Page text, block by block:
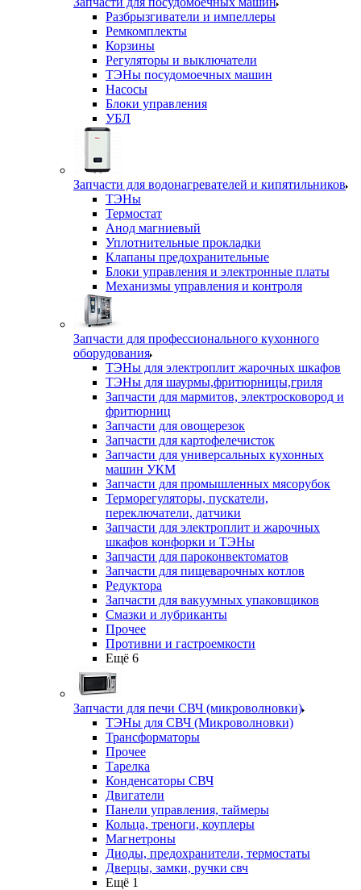
Разбрызгиватели и импеллеры
Ремкомплекты
Корзины
Регуляторы и выключатели
ТЭНы посудомоечных машин
Насосы
Блоки управления
УБЛ
Запчасти для водонагревателей и кипятильников
ТЭНы
Термостат
Анод магниевый
Уплотнительные прокладки
Клапаны предохранительные
Блоки управления и электронные платы
Механизмы управления и контроля
Запчасти для профессионального кухонного
оборудования
ТЭНы для электроплит жарочных шкафов
ТЭНы для шаурмы,фритюрницы,гриля
Запчасти для мармитов, электросковород и
фритюрниц
Запчасти для овощерезок
Запчасти для картофелечисток
Запчасти для универсальных кухонных
машин УКМ
Запчасти для промышленных мясорубок
Терморегуляторы, пускатели,
переключатели, датчики
Запчасти для электроплит и жарочных
шкафов конфорки и ТЭНы
Запчасти для пароконвектоматов
Запчасти для пищеварочных котлов
Редуктора
Запчасти для вакуумных упаковщиков
Смазки и лубриканты
Прочее
Противни и гастроемкости
Ещё 6
Запчасти для печи СВЧ (микроволновки)
ТЭНы для СВЧ (Микроволновки)
Трансформаторы
Прочее
Тарелка
Конденсаторы СВЧ
Двигатели
Панели управления, таймеры
Кольца, треноги, коуплеры
Магнетроны
Диоды, предохранители, термостаты
Дверцы, замки, ручки свч
Ещё 1